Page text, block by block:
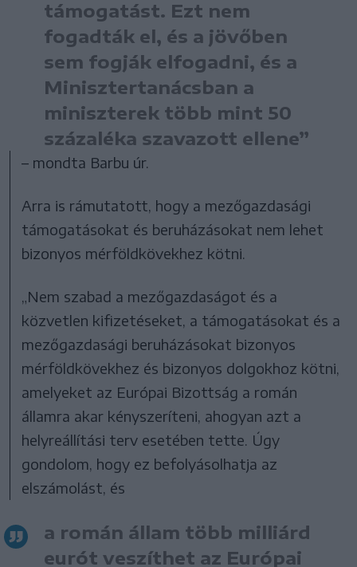
támogatást. Ezt nem
fogadták el, és a jövőben
sem fogják elfogadni, és a
Minisztertanácsban a
miniszterek több mint 50
százaléka szavazott ellene”
– mondta Barbu úr.
Arra is rámutatott, hogy a mezőgazdasági
támogatásokat és beruházásokat nem lehet
bizonyos mérföldkövekhez kötni.
„Nem szabad a mezőgazdaságot és a
közvetlen kifizetéseket, a támogatásokat és a
mezőgazdasági beruházásokat bizonyos
mérföldkövekhez és bizonyos dolgokhoz kötni,
amelyeket az Európai Bizottság a román
államra akar kényszeríteni, ahogyan azt a
helyreállítási terv esetében tette. Úgy
gondolom, hogy ez befolyásolhatja az
elszámolást, és
a román állam több milliárd
eurót veszíthet az Európai